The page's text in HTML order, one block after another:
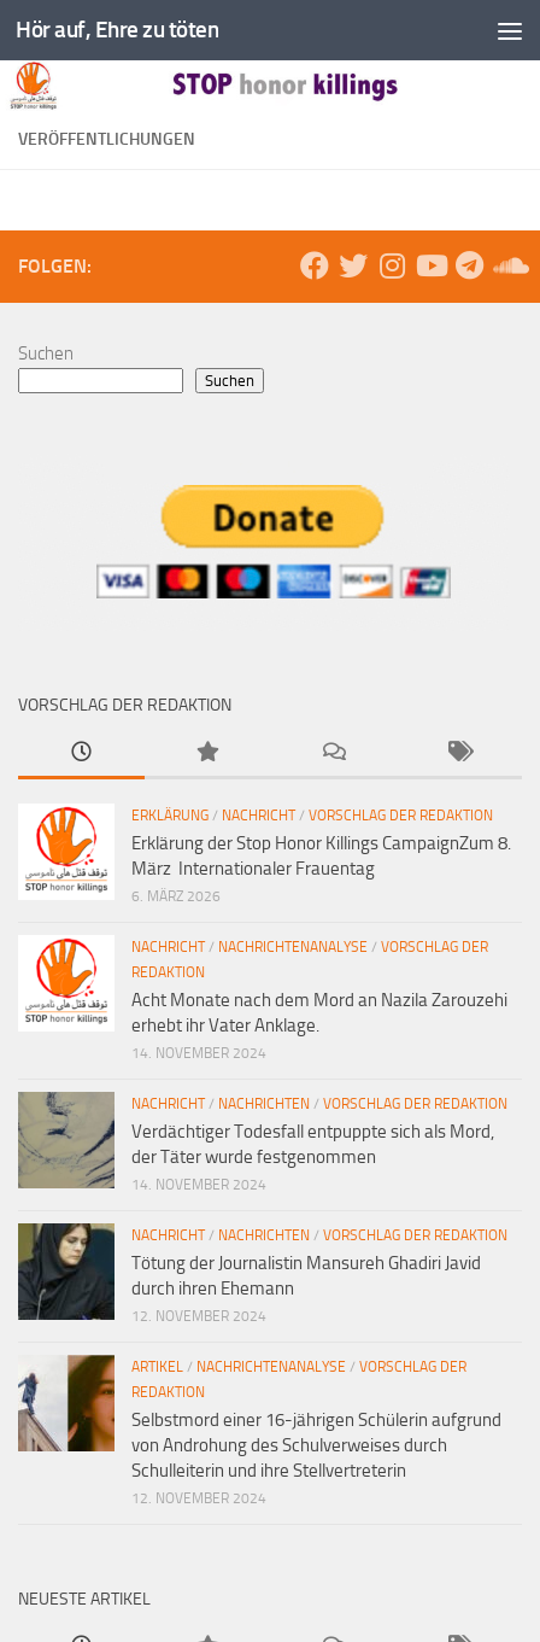
Zum Inhalt springen
Hör auf, Ehre zu töten
VERÖFFENTLICHUNGEN
FOLGEN:
Suchen
Suchen
VORSCHLAG DER REDAKTION
ERKLÄRUNG / NACHRICHT/ VORSCHLAG DER REDAKTION
Erklärung der Stop Honor Killings CampaignZum 8.
März Internationaler Frauentag
6. MÄRZ 2026
NACHRICHT/ NACHRICHTENANALYSE / VORSCHLAG DER
REDAKTION
Acht Monate nach dem Mord an Nazila Zarouzehi
erhebt ihr Vater Anklage.
14. NOVEMBER 2024
NACHRICHT/ NACHRICHTEN / VORSCHLAG DER REDAKTION
Verdächtiger Todesfall entpuppte sich als Mord,
der Täter wurde festgenommen
14. NOVEMBER 2024
NACHRICHT/ NACHRICHTEN / VORSCHLAG DER REDAKTION
Tötung der Journalistin Mansureh Ghadiri Javid
durch ihren Ehemann
12. NOVEMBER 2024
ARTIKEL / NACHRICHTENANALYSE / VORSCHLAG DER
REDAKTION
Selbstmord einer 16-jährigen Schülerin aufgrund
von Androhung des Schulverweises durch
Schulleiterin und ihre Stellvertreterin
12. NOVEMBER 2024
NEUESTE ARTIKEL